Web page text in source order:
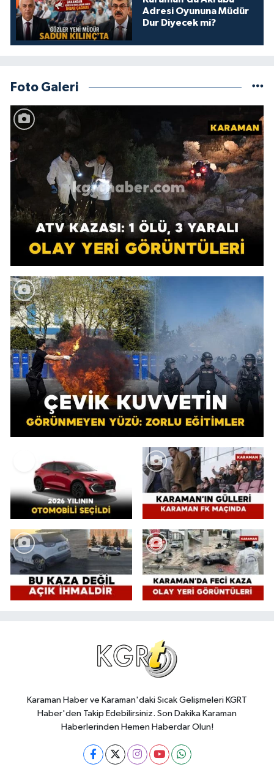
Adresi Oyununa Müdür
Dur Diyecek mi?
Foto Galeri
Karaman Haber ve Karaman'daki Sıcak Gelişmeleri KGRT
Haber'den Takip Edebilirsiniz. Son Dakika Karaman
Haberlerinden Hemen Haberdar Olun!